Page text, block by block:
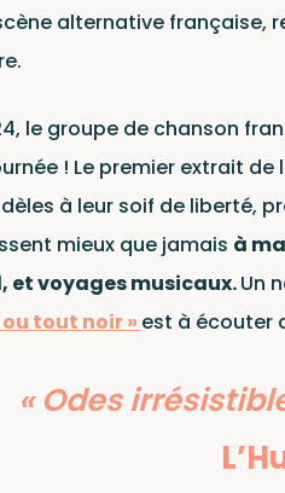
alternative française,
le groupe de chanson
! Le premier extrait de
à leur soif de liberté,
mieux que jamais à
et voyages musicaux.Un
tout noir » est à écouter
« Odes
vos démoscliquez ici